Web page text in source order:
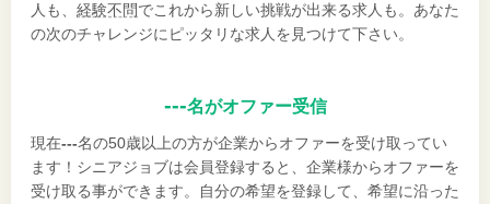
人も、 経験不問でこれから新しい挑戦が出来る求人も。あなた
の次のチャレンジにピッタリな求人を見つけて下さい。
---名がオファー受信
現在---名の50歳以上の方が企業からオファーを受け取ってい
ます！シニアジョブは会員登録すると、企業様からオファーを
受け取る事ができます。自分の希望を登録して、希望に沿った